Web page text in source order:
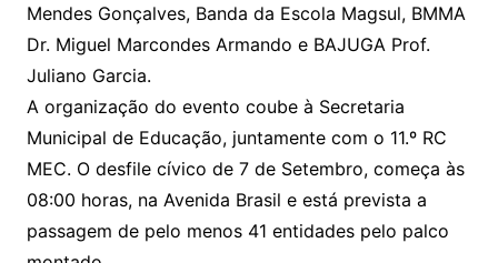
Mendes Gonçalves, Banda da Escola Magsul, BMMA
Dr. Miguel Marcondes Armando e BAJUGA Prof.
Juliano Garcia.
A organização do evento coube à Secretaria
Municipal de Educação, juntamente com o 11.º RC
MEC. O desfile cívico de 7 de Setembro, começa às
08:00 horas, na Avenida Brasil e está prevista a
passagem de pelo menos 41 entidades pelo palco